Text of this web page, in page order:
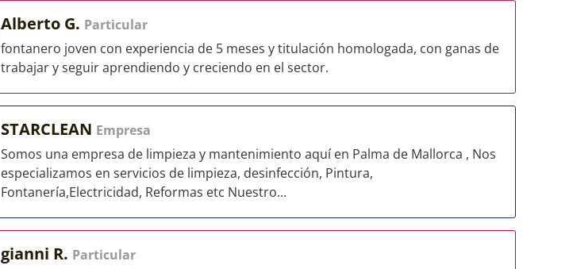
Alberto G. Particular
fontanero joven con experiencia de 5 meses y titulación homologada, con ganas de
trabajar y seguir aprendiendo y creciendo en el sector.
STARCLEAN Empresa
Somos una empresa de limpieza y mantenimiento aquí en Palma de Mallorca , Nos
especializamos en servicios de limpieza, desinfección, Pintura,
Fontanería,Electricidad, Reformas etc Nuestro...
gianni R. Particular